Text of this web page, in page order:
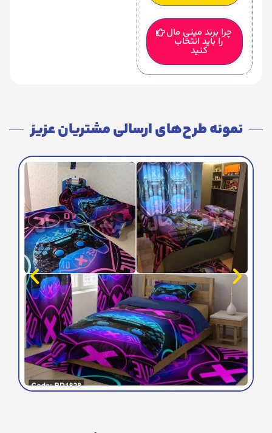
چرا برند مینی مال
را باید انتخاب
کنید
نمونه طرح‌های ارسالی مشتریان عزیز